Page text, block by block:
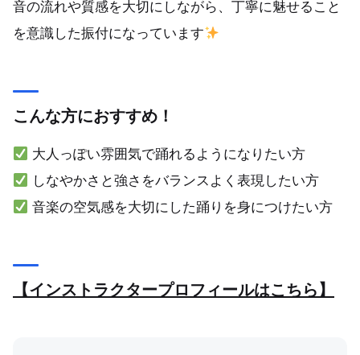
音の流れや質感を大切にしながら、丁寧に魅せること
を意識した振付になっています
こんな方におすすめ！
大人っぽい雰囲気で踊れるようになりたい方
しなやかさと強さをバランスよく表現したい方
音楽の空気感を大切にした踊りを身につけたい方
【インストラクタープロフィールはこちら】